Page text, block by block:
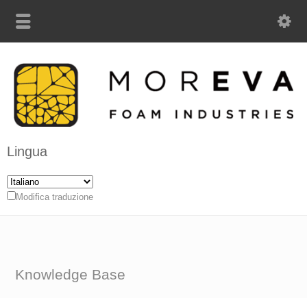
Lingua
Modifica traduzione
Knowledge Base